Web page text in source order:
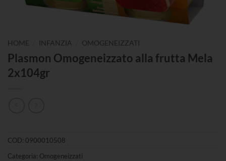
HOME INFANZIA OMOGENEIZZATI
Plasmon Omogeneizzato alla frutta Mela
2x104gr
COD: 0900010508
Categoria: Omogeneizzati